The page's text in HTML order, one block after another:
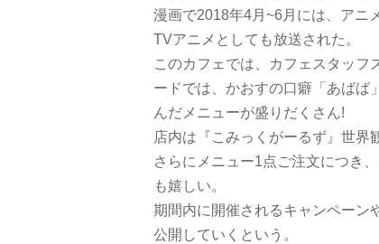
漫画で2018年4月~6月には、アニ
TVアニメとしても放送された。
このカフェでは、カフェスタッフ
ードでは、かおすの口癖「あばば
んだメニューが盛りだくさん!
店内は『こみっくがーるず』世界
さらにメニュー1点ご注文につき
も嬉しい。
期間内に開催されるキャンペーン
公開していくという。